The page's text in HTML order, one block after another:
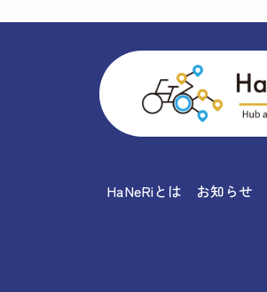
HaNeRiとは お知らせ